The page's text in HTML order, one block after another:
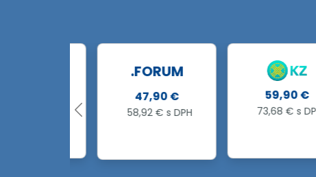
.FORUM
47,90 €
58,92 € s DPH
59,90 €
73,68 € s DPH